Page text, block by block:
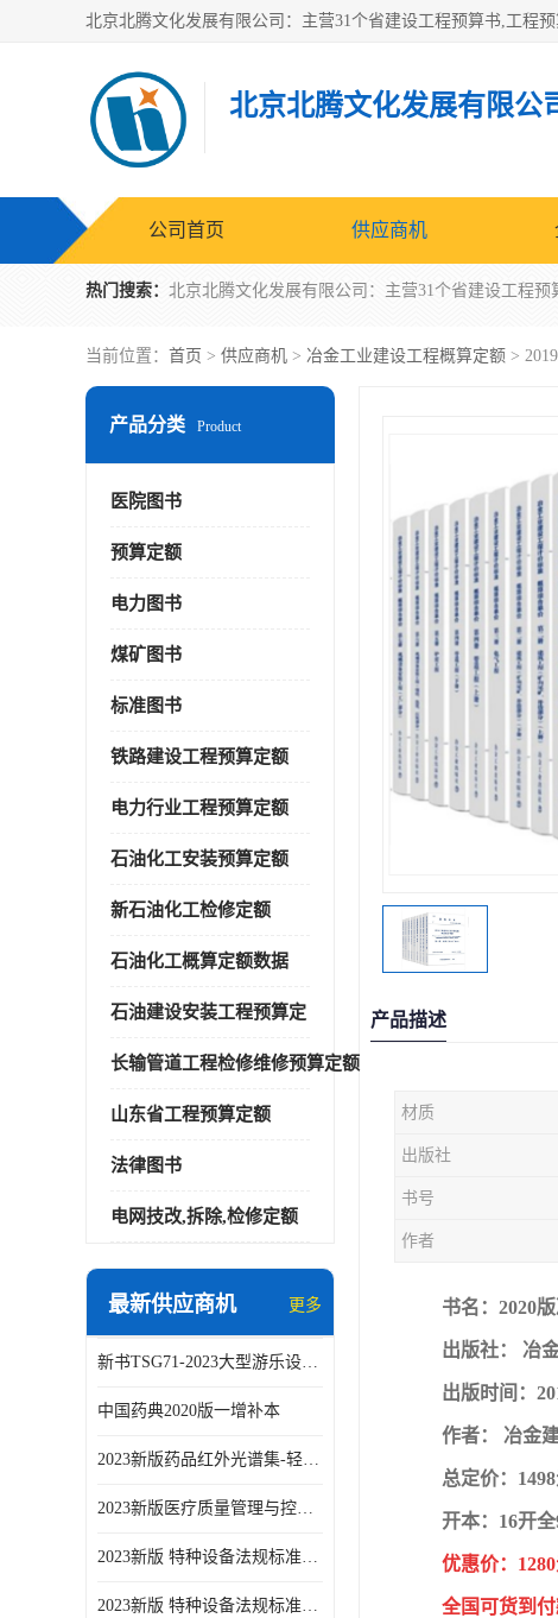
北京北腾文化发展有限公
公司首页 供应商机
热门搜索：
当前位置： 首页 > 供应商机 > 冶金工业建设工程概算定额 >
产品分类 Product
医院图书
预算定额
电力图书
煤矿图书
标准图书
铁路建设工程预算定额
电力行业工程预算定额
石油化工安装预算定额
新石油化工检修定额
石油化工概算定额数据
石油建设安装工程预算定
长输管道工程检修维修预算定额
山东省工程预算定额
法律图书
电网技改,拆除,检修定额
最新供应商机 更多
新书TSG71-2023大型游乐设施安全技术规程
中国药典2020版一增补本
2023新版药品红外光谱集-轻工业出版社
2023新版医疗质量管理与控制指标汇编5.0版
2023新版 特种设备法规标准手册 机电类标准客运索道卷
2023新版 特种设备法规标准手册 机电类标准游乐设施卷
产品描述
材质
出版社
书号
作者
书名：2020
出版社： 冶
出版时间：
作者： 冶金
总定价：
开本：16开
优惠价：
全国可货到